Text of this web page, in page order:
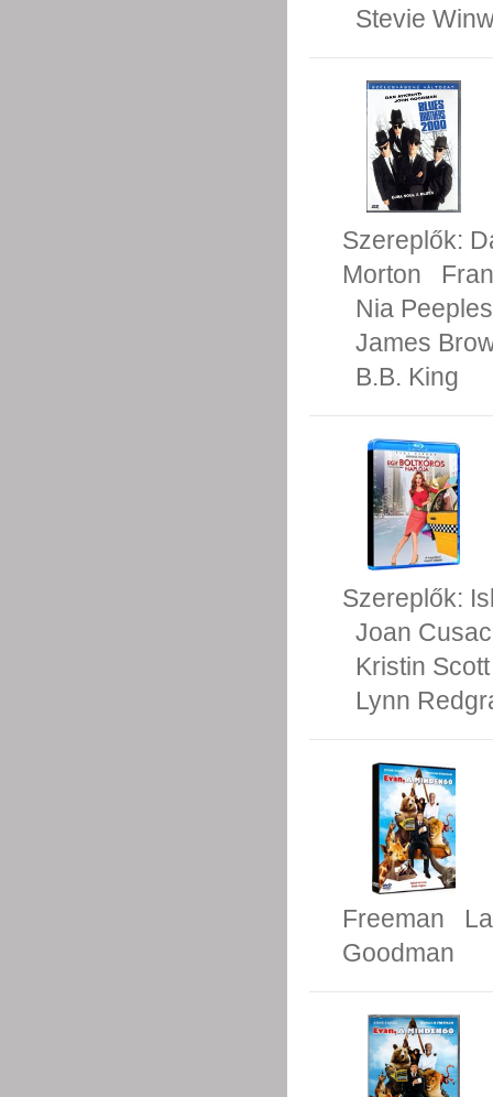
Stevie
Szereplők:
Morton
Nia Peeples
James
B.B. King
Szereplők:
Joan
Kristin
Lynn
Freeman
Goodman